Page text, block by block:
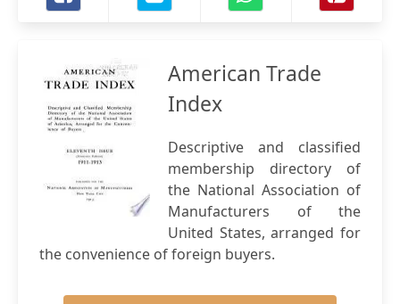
American Trade
Index
Descriptive and classified
membership directory of
the National Association of
Manufacturers of the
United States, arranged for
the convenience of foreign buyers.